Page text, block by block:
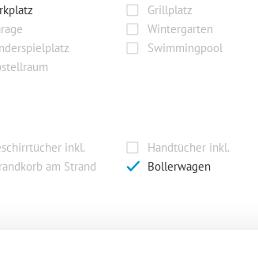
Grillplatz
Wintergarten
Swimmingpool
inkl.
Handtücher inkl.
am Strand
Bollerwagen